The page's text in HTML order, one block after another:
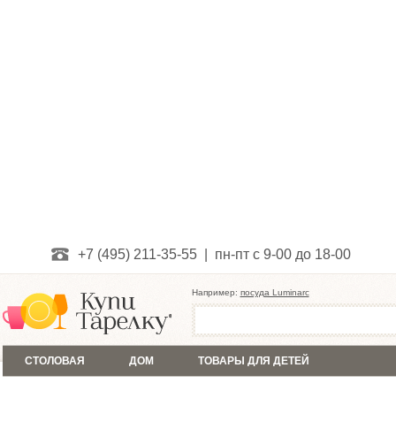
+7 (495) 211-35-55 | пн-пт с 9-00 до 18-00
Например: посуда Luminarc
СТОЛОВАЯ ДОМ ТОВАРЫ ДЛЯ ДЕТЕЙ